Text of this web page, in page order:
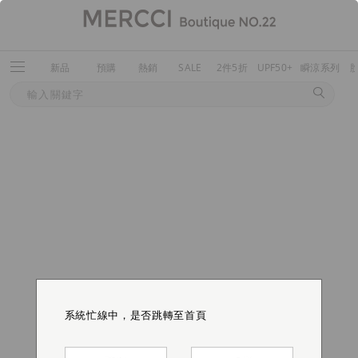
新品 預購 熱銷 SALE 2件5折 UPF50+ 瞬涼系列
系統忙線中，是否跳轉至首頁
系統忙線中，是否跳轉至首頁
系統忙線中，是否跳轉至首頁
系統忙線中，是否跳轉至首頁
系統忙線中，是否跳轉至首頁